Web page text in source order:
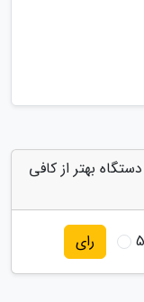
بهتر از کافی
5 رای